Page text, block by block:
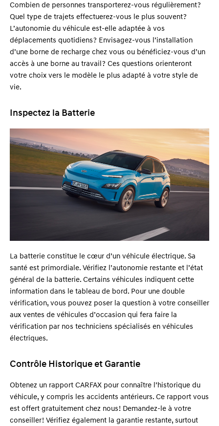
Combien de personnes transporterez-vous régulièrement ?
Quel type de trajets effectuerez-vous le plus souvent ?
L’autonomie du véhicule est-elle adaptée à vos
déplacements quotidiens ? Envisagez-vous l’installation
d’une borne de recharge chez vous ou bénéficiez-vous d’un
accès à une borne au travail ? Ces questions orienteront
votre choix vers le modèle le plus adapté à votre style de
vie.
Inspectez la Batterie
La batterie constitue le cœur d’un véhicule électrique. Sa
santé est primordiale. Vérifiez l’autonomie restante et l’état
général de la batterie. Certains véhicules indiquent cette
information dans le tableau de bord. Pour une double
vérification, vous pouvez poser la question à votre conseiller
aux ventes de véhicules d’occasion qui fera faire la
vérification par nos techniciens spécialisés en véhicules
électriques.
Contrôle Historique et Garantie
Obtenez un rapport CARFAX pour connaître l’historique du
véhicule, y compris les accidents antérieurs. Ce rapport vous
est offert gratuitement chez nous ! Demandez-le à votre
conseiller ! Vérifiez également la garantie restante, surtout